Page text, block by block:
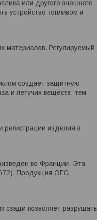
или другого внешнего
устройство топливом и
материалов. Регулируемый
создает защитную
и летучих веществ, тем
регистрации изделия в
во Франции. Эта
Продукция OFG
сзади позволяет разрушать